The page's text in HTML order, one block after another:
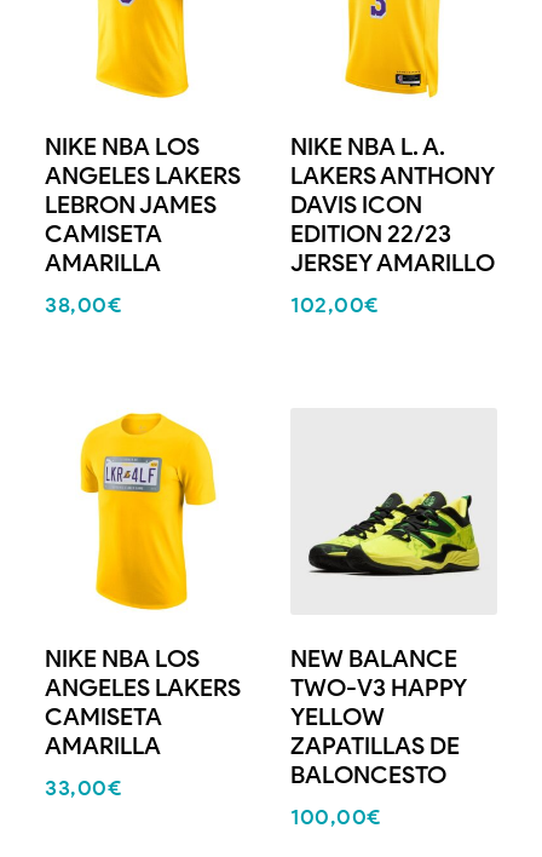
NIKE NBA LOS
ANGELES LAKERS
LEBRON JAMES
CAMISETA
AMARILLA
38,00€
NIKE NBA L. A.
LAKERS ANTHONY
DAVIS ICON
EDITION 22/23
JERSEY AMARILLO
102,00€
NIKE NBA LOS
ANGELES LAKERS
CAMISETA
AMARILLA
33,00€
NEW BALANCE
TWO-V3 HAPPY
YELLOW
ZAPATILLAS DE
BALONCESTO
100,00€